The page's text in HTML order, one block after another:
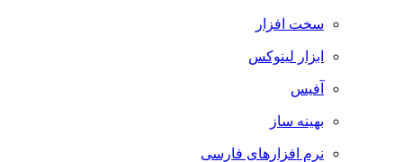
سخت افزار
ابزار لینوکس
آفیس
بهینه ساز
نرم افزارهای فارسی